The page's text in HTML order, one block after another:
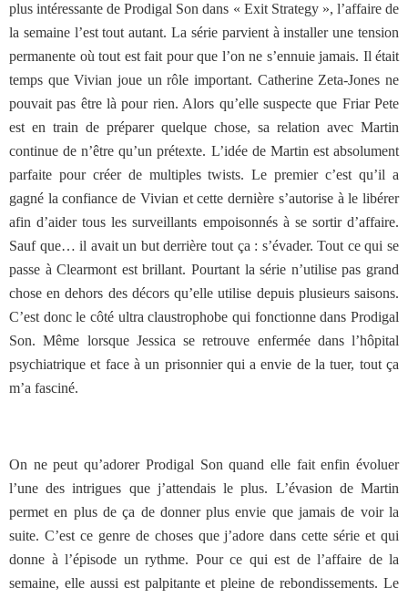
plus intéressante de Prodigal Son dans « Exit Strategy », l’affaire de
la semaine l’est tout autant. La série parvient à installer une tension
permanente où tout est fait pour que l’on ne s’ennuie jamais. Il était
temps que Vivian joue un rôle important. Catherine Zeta-Jones ne
pouvait pas être là pour rien. Alors qu’elle suspecte que Friar Pete
est en train de préparer quelque chose, sa relation avec Martin
continue de n’être qu’un prétexte. L’idée de Martin est absolument
parfaite pour créer de multiples twists. Le premier c’est qu’il a
gagné la confiance de Vivian et cette dernière s’autorise à le libérer
afin d’aider tous les surveillants empoisonnés à se sortir d’affaire.
Sauf que… il avait un but derrière tout ça : s’évader. Tout ce qui se
passe à Clearmont est brillant. Pourtant la série n’utilise pas grand
chose en dehors des décors qu’elle utilise depuis plusieurs saisons.
C’est donc le côté ultra claustrophobe qui fonctionne dans Prodigal
Son. Même lorsque Jessica se retrouve enfermée dans l’hôpital
psychiatrique et face à un prisonnier qui a envie de la tuer, tout ça
m’a fasciné.
On ne peut qu’adorer Prodigal Son quand elle fait enfin évoluer
l’une des intrigues que j’attendais le plus. L’évasion de Martin
permet en plus de ça de donner plus envie que jamais de voir la
suite. C’est ce genre de choses que j’adore dans cette série et qui
donne à l’épisode un rythme. Pour ce qui est de l’affaire de la
semaine, elle aussi est palpitante et pleine de rebondissements. Le